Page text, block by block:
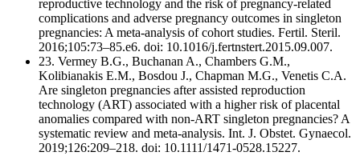
reproductive technology and the risk of pregnancy-related
complications and adverse pregnancy outcomes in singleton
pregnancies: A meta-analysis of cohort studies. Fertil. Steril.
2016;105:73–85.e6. doi: 10.1016/j.fertnstert.2015.09.007.
23. Vermey B.G., Buchanan A., Chambers G.M.,
Kolibianakis E.M., Bosdou J., Chapman M.G., Venetis C.A.
Are singleton pregnancies after assisted reproduction
technology (ART) associated with a higher risk of placental
anomalies compared with non-ART singleton pregnancies? A
systematic review and meta-analysis. Int. J. Obstet. Gynaecol.
2019;126:209–218. doi: 10.1111/1471-0528.15227.